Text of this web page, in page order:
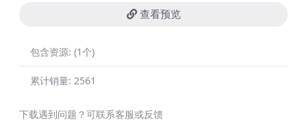
查看预览
包含资源: (1个)
累计销量: 2561
下载遇到问题？可联系客服或反馈